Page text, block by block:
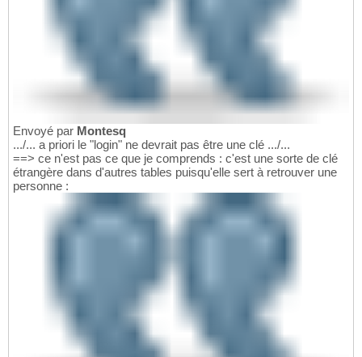
Envoyé par Montesq
.../... a priori le "login" ne devrait pas être une clé .../...
==> ce n'est pas ce que je comprends : c'est une sorte de clé
étrangère dans d'autres tables puisqu'elle sert à retrouver une
personne :